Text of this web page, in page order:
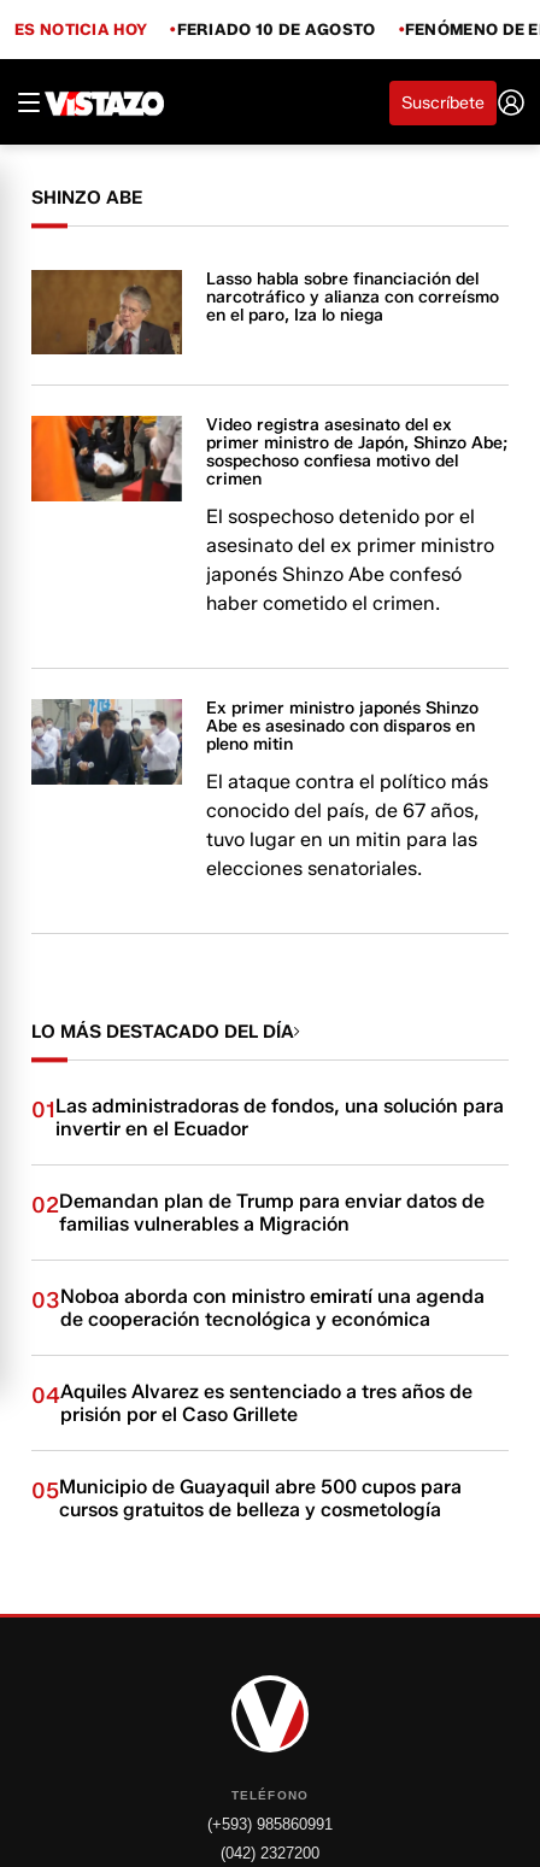
ES NOTICIA HOY FERIADO 10 DE AGOSTO FENÓMENO DE
Suscríbete
SHINZO ABE
Lasso habla sobre financiación del
narcotráfico y alianza con correísmo
en el paro, Iza lo niega
Video registra asesinato del ex
primer ministro de Japón, Shinzo Abe;
sospechoso confiesa motivo del
crimen
El sospechoso detenido por el
asesinato del ex primer ministro
japonés Shinzo Abe confesó
haber cometido el crimen.
Ex primer ministro japonés Shinzo
Abe es asesinado con disparos en
pleno mitin
El ataque contra el político más
conocido del país, de 67 años,
tuvo lugar en un mitin para las
elecciones senatoriales.
LO MÁS DESTACADO DEL DÍA
01Las administradoras de fondos, una solución para
invertir en el Ecuador
02Demandan plan de Trump para enviar datos de
familias vulnerables a Migración
03Noboa aborda con ministro emiratí una agenda
de cooperación tecnológica y económica
04Aquiles Alvarez es sentenciado a tres años de
prisión por el Caso Grillete
05Municipio de Guayaquil abre 500 cupos para
cursos gratuitos de belleza y cosmetología
TELÉFONO
(+593) 985860991
(042) 2327200